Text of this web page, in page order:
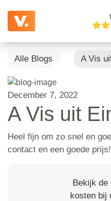
Alle Blogs A Vis
December 7, 2022
A Vis uit
Heel fijn om zo snel en
contact en een goede prijs!
Bekijk de
kosten bij